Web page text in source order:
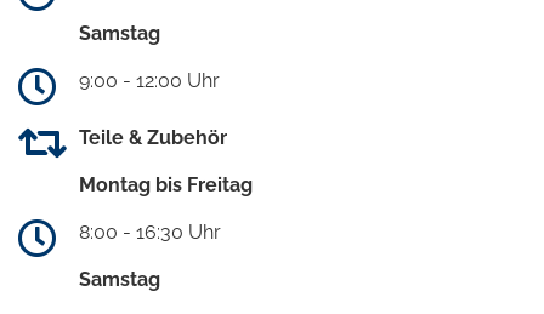
Samstag
9:00 - 12:00 Uhr
Teile & Zubehör
Montag bis Freitag
8:00 - 16:30 Uhr
Samstag